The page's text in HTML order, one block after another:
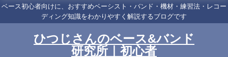
ベース初心者向けに、おすすめベーシスト・バンド・機材・練習法・レコー
ディング知識をわかりやすく解説するブログです
ひつじさんのベース&バンド
研究所｜初心者